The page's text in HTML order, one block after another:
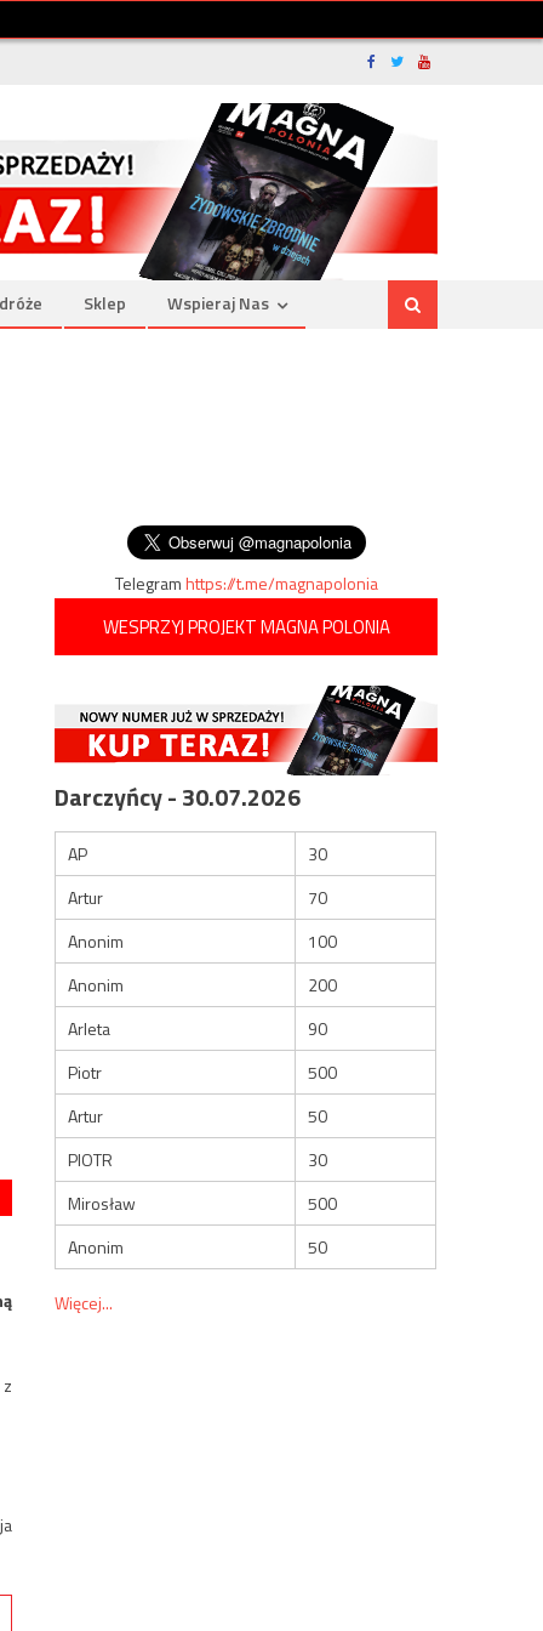
Sklep Wspieraj Nas
Telegramhttps://t.me/magnapolonia
WESPRZYJ PROJEKT MAGNA POLONIA
Darczyńcy - 30.07.2026
AP
30
Artur
70
Anonim
100
Anonim
200
Arleta
90
Piotr
500
Artur
50
PIOTR
30
Mirosław
500
Anonim
50
Więcej...